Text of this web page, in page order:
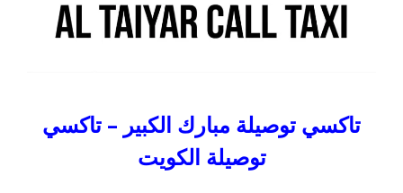
تاكسي توصيلة مبارك الكبير – تاكسي
توصيلة الكويت